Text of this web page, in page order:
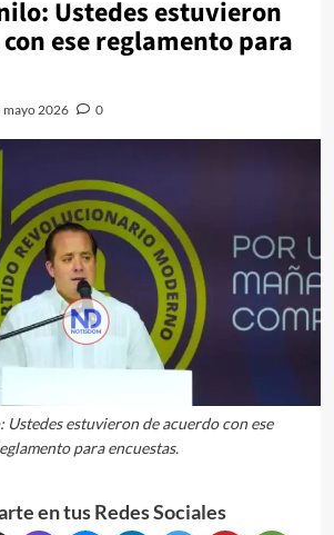
Ustedes estuvieron
ese reglamento para
mayo 2026 0
Ustedes estuvieron de acuerdo con ese
para encuestas.
en tus Redes Sociales